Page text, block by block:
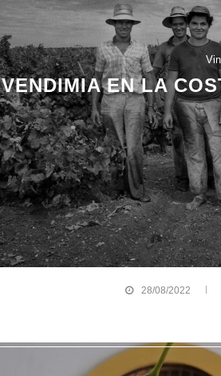
VENDIMIA EN LA
28/08/2022